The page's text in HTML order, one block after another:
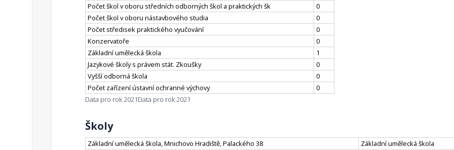
Počet škol v oboru středních odborných škol a praktických šk
0
Počet škol v oboru nástavbového studia
0
Počet středisek praktického vyučování
0
Konzervatoře
0
Základní umělecká škola
1
Jazykové školy s právem stát. Zkoušky
0
Vyšší odborná škola
0
Počet zařízení ústavní ochranné výchovy
0
Data pro rok 2021Data pro rok 2021
Školy
Základní umělecká škola, Mnichovo Hradiště, Palackého 38
Základní umělecká škola